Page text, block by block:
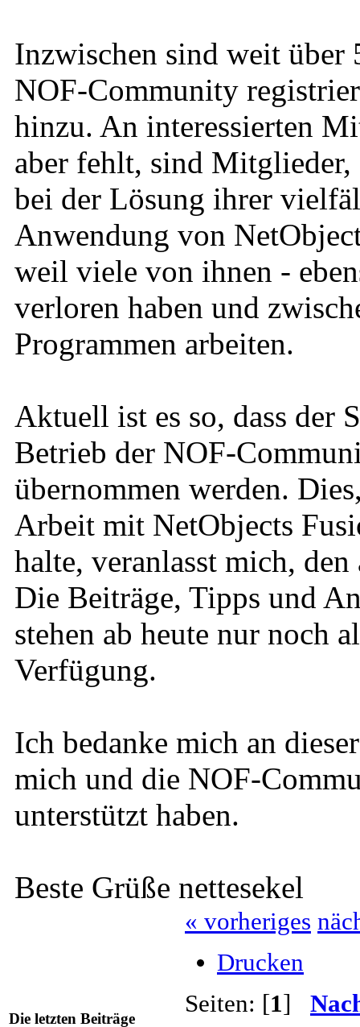
Inzwischen sind weit über
NOF-Community
hinzu. An interessierten
aber fehlt, sind Mitglieder,
bei der Lösung ihrer
Anwendung von
weil viele von ihnen -
verloren haben und
Programmen arbeiten.
Aktuell ist es so, dass der
Betrieb der NOF-
übernommen werden.
Arbeit mit NetObjects
halte, veranlasst mich,
Die Beiträge, Tipps und
stehen ab heute nur noch
Verfügung.
Ich bedanke mich an
mich und die NOF-
unterstützt haben.
Beste Grüße nettesekel
Die letzten Beiträge
« vorheriges
Drucken
Seiten: [1]